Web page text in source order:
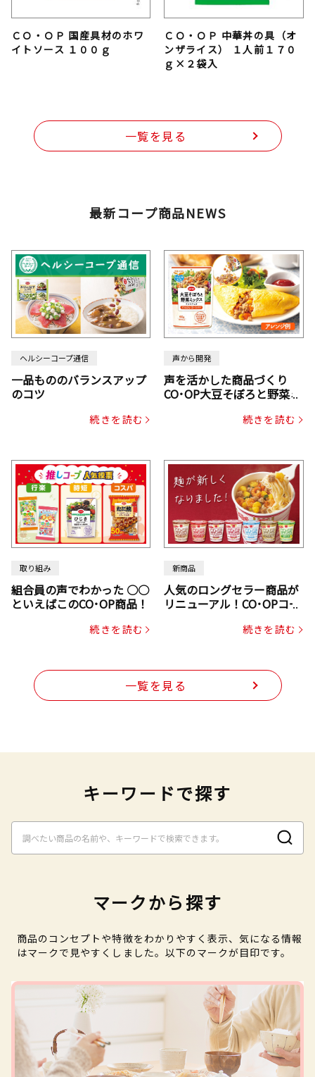
ＣＯ・ＯＰ 国産具材のホワ
イトソース １００ｇ
ＣＯ・ＯＰ 中華丼の具（オ
ンザライス） １人前１７０
ｇ×２袋入
一覧を見る
最新コープ商品NEWS
ヘルシーコープ通信
一品もののバランスアップ
のコツ
続きを読む
声から開発
声を活かした商品づくり
CO･OP大豆そぼろと野菜ミ
じん・コーン入り）続きを読む
取り組み
組合員の声でわかった ○○
といえばこのCO･OP商品！
続きを読む
新商品
人気のロングセラー商品が
リニューアル！CO･OPコー
続きを読む
一覧を見る
キーワードで探す
マークから探す
商品のコンセプトや特徴をわかりやすく表示、気になる情報
はマークで見やすくしました。以下のマークが目印です。